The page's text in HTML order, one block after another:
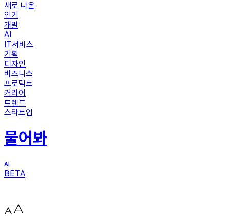
새로 나온
인기
개발
AI
IT서비스
기획
디자인
비즈니스
프로덕트
커리어
트렌드
스타트업
물어봐
BETA